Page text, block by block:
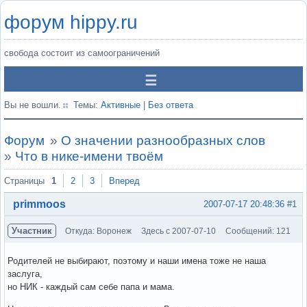
форум hippy.ru
свобода состоит из самоограничений
Вы не вошли. Темы: Активные Без ответа
Форум » О значении разнообразных слов
» Что в нике-имени твоём
Страницы 1 2 3 Вперед
#1
2007-07-17 20:48:36
primmoos
Участник Откуда: Воронеж Здесь с 2007-07-10 Сообщений: 121
Родителей не выбирают, поэтому и наши имена тоже не наша
заслуга,
но НИК - каждый сам себе папа и мама.